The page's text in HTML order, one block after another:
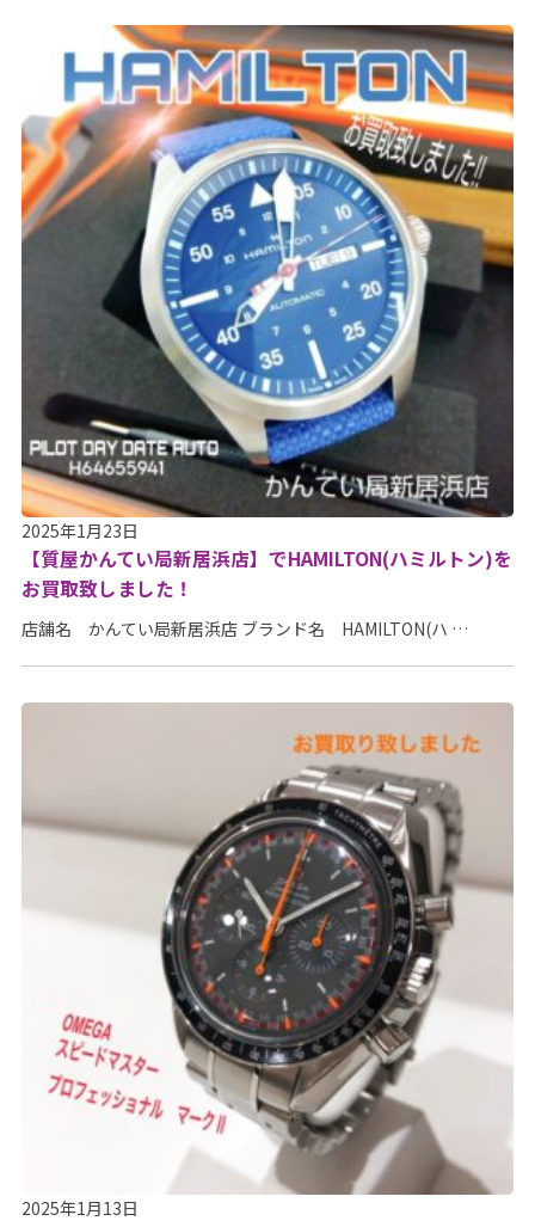
2025年1月23日
【質屋かんてい局新居浜店】でHAMILTON(ハミルトン)を
お買取致しました！
店舗名 かんてい局新居浜店 ブランド名 HAMILTON(ハ …
2025年1月13日